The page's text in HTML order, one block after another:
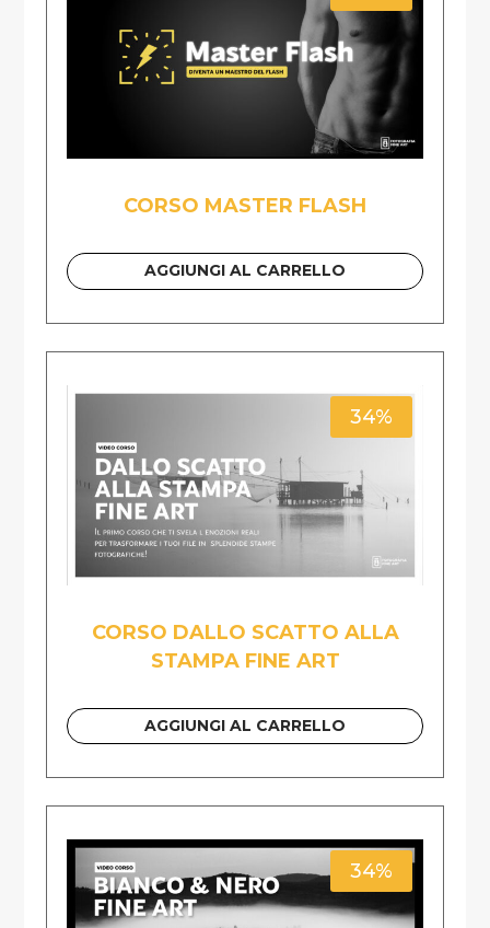
CORSO MASTER FLASH
AGGIUNGI AL CARRELLO
34%
CORSO DALLO SCATTO ALLA
STAMPA FINE ART
AGGIUNGI AL CARRELLO
34%